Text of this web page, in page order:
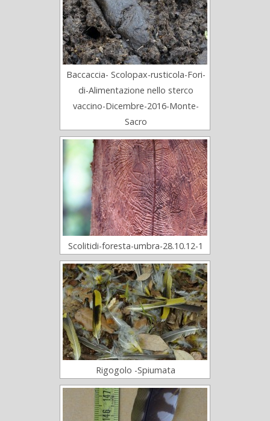
Baccaccia- Scolopax-rusticola-Fori-
di-Alimentazione nello sterco
vaccino-Dicembre-2016-Monte-
Sacro
Scolitidi-foresta-umbra-28.10.12-1
Rigogolo -Spiumata